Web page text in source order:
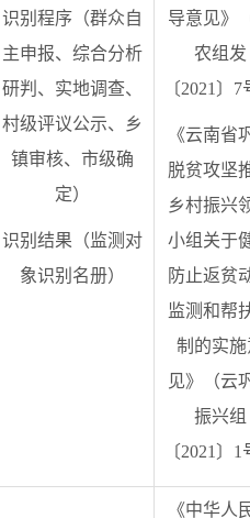
识别程序（群众自
主申报、综合分析
研判、实地调查、
村级评议公示、乡
镇审核、市级确
定）
识别结果（监测对
象识别名册）
导意见》
农组发
〔2021〕7
《云南省
脱贫攻坚
乡村振兴
小组关于
防止返贫
监测和帮
制的实施
见》（云
振兴组
〔2021〕1
《中华人